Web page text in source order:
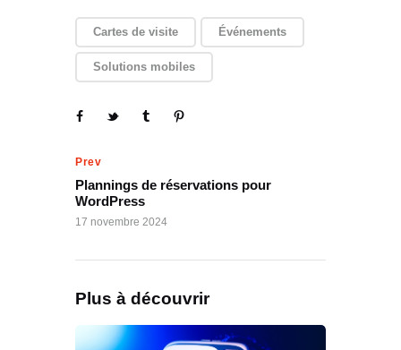
Cartes de visite Événements
Solutions mobiles
Prev
Plannings de réservations pour
WordPress
17 novembre 2024
Plus à découvrir